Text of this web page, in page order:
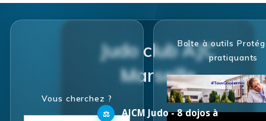
Vous cherchez ?
Boîte à outils
pratiquants
Judo club AJC
Marseille
AJCM Judo - 8 dojos à